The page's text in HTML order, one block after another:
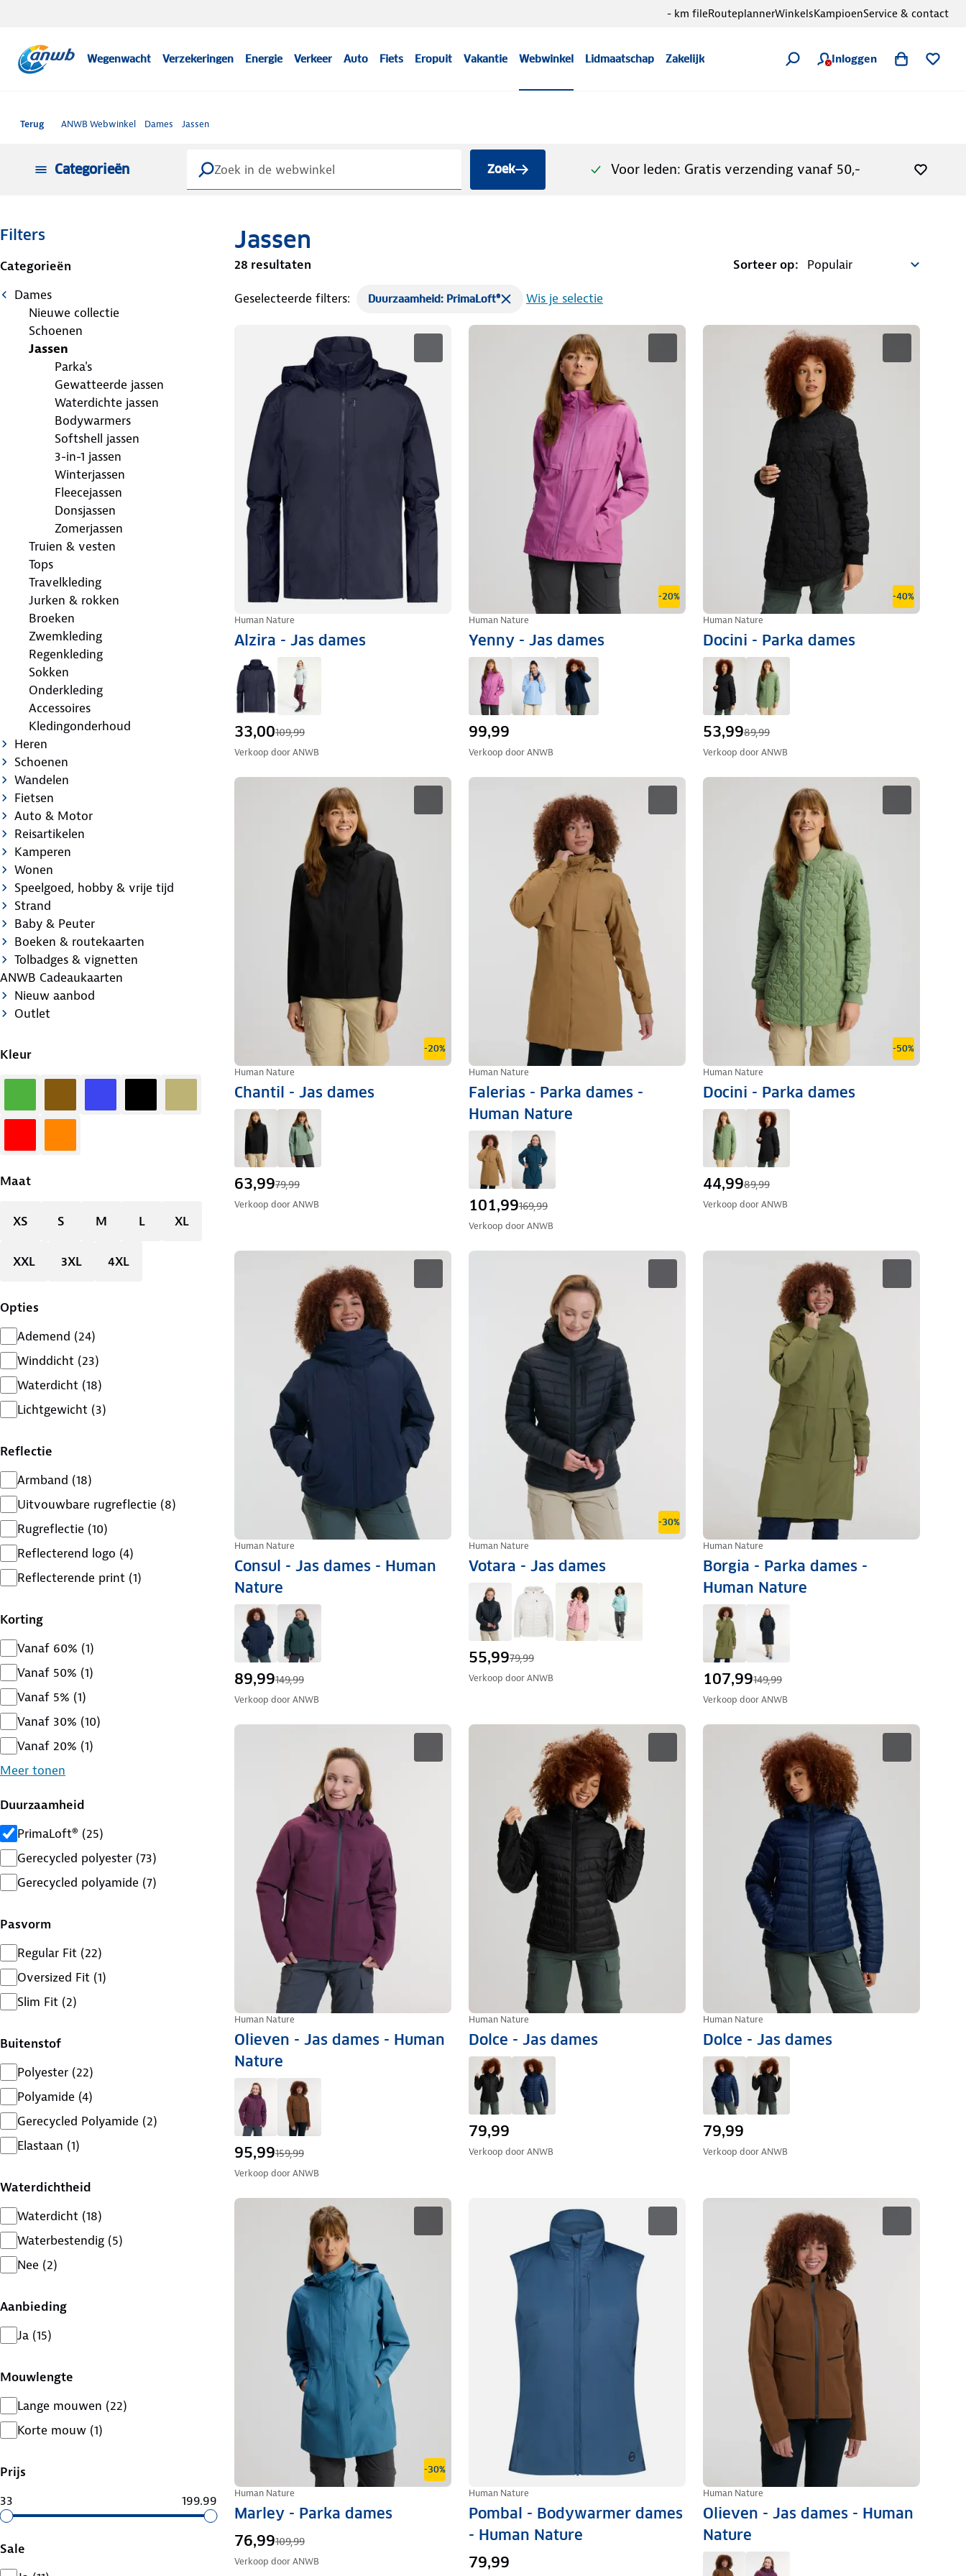
Wegenwacht Verzekeringen Energie Verkeer Auto Fiets Eropuit Vakantie Webwinkel Lidmaatschap Zakelijk Inloggen
- km fileRouteplannerWinkelsKampioenService & contact
Terug ANWB Webwinkel Dames Jassen
Categorieën Zoek Voor leden: Gratis verzending vanaf 50,-
Filters
Categorieën
Dames
Nieuwe collectie
Schoenen
Jassen
Parka's
Gewatteerde jassen
Waterdichte jassen
Bodywarmers
Softshell jassen
3-in-1 jassen
Winterjassen
Fleecejassen
Donsjassen
Zomerjassen
Truien & vesten
Tops
Travelkleding
Jurken & rokken
Broeken
Zwemkleding
Regenkleding
Sokken
Onderkleding
Accessoires
Kledingonderhoud
Heren
Schoenen
Wandelen
Fietsen
Auto & Motor
Reisartikelen
Kamperen
Wonen
Speelgoed, hobby & vrije tijd
Strand
Baby & Peuter
Boeken & routekaarten
Tolbadges & vignetten
ANWB Cadeaukaarten
Nieuw aanbod
Outlet
Kleur
Maat
XS S M L XL
XXL 3XL 4XL
Opties
Ademend (24)
Winddicht (23)
Waterdicht (18)
Lichtgewicht (3)
Reflectie
Armband (18)
Uitvouwbare rugreflectie (8)
Rugreflectie (10)
Reflecterend logo (4)
Reflecterende print (1)
Korting
Vanaf 60% (1)
Vanaf 50% (1)
Vanaf 5% (1)
Vanaf 30% (10)
Vanaf 20% (1)
Meer tonen
Duurzaamheid
PrimaLoft® (25)
Gerecycled polyester (73)
Gerecycled polyamide (7)
Pasvorm
Regular Fit (22)
Oversized Fit (1)
Slim Fit (2)
Buitenstof
Polyester (22)
Polyamide (4)
Gerecycled Polyamide (2)
Elastaan (1)
Waterdichtheid
Waterdicht (18)
Waterbestendig (5)
Nee (2)
Aanbieding
Ja (15)
Mouwlengte
Lange mouwen (22)
Korte mouw (1)
Prijs
33
199.99
Sale
Jassen
28 resultaten Sorteer op:
Geselecteerde filters: Duurzaamheid: PrimaLoft® Wis je selectie
Human Nature
Alzira - Jas dames
33,00109,99
Verkoop doorANWB
-20%
Human Nature
Yenny - Jas dames
99,99
Verkoop doorANWB
-40%
Human Nature
Docini - Parka dames
53,9989,99
Verkoop doorANWB
-20%
Human Nature
Chantil - Jas dames
63,9979,99
Verkoop doorANWB
Human Nature
Falerias - Parka dames -
Human Nature
101,99169,99
Verkoop doorANWB
-50%
Human Nature
Docini - Parka dames
44,9989,99
Verkoop doorANWB
Human Nature
Consul - Jas dames - Human
Nature
89,99149,99
Verkoop doorANWB
-30%
Human Nature
Votara - Jas dames
55,9979,99
Verkoop doorANWB
Human Nature
Borgia - Parka dames -
Human Nature
107,99149,99
Verkoop doorANWB
Human Nature
Olieven - Jas dames - Human
Nature
95,99159,99
Verkoop doorANWB
Human Nature
Dolce - Jas dames
79,99
Verkoop doorANWB
Human Nature
Dolce - Jas dames
79,99
Verkoop doorANWB
-30%
Human Nature
Marley - Parka dames
76,99109,99
Verkoop doorANWB
Human Nature
Pombal - Bodywarmer dames
- Human Nature
79,99
Human Nature
Olieven - Jas dames - Human
Nature